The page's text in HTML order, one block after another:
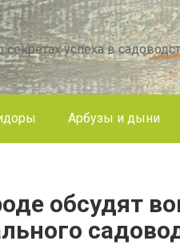
успеха в
Арбузы и дыни
обсудят